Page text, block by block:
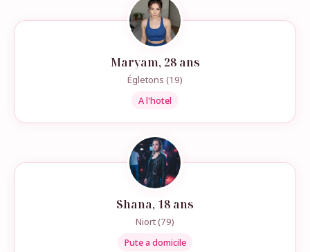
Maryam, 28 ans
Égletons (19)
A l'hotel
Shana, 18 ans
Niort (79)
Pute a domicile